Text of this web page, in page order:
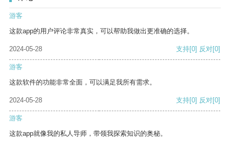
游客
这款app的用户评论非常真实，可以帮助我做出更准确的选择。
2024-05-28 支持[0] 反对[0]
游客
这款软件的功能非常全面，可以满足我所有需求。
2024-05-28 支持[0] 反对[0]
游客
这款app就像我的私人导师，带领我探索知识的奥秘。